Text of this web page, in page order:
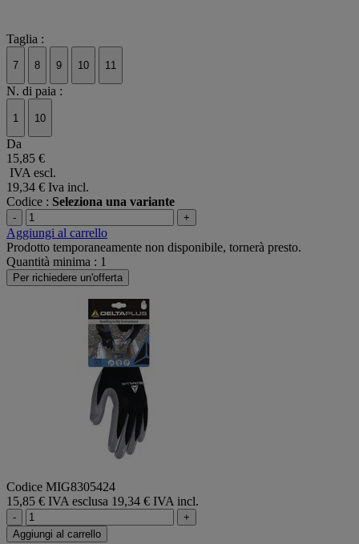
Taglia :
7 8 9 10 11
N. di paia :
1 10
Da
15,85 €
IVA escl.
19,34 € Iva incl.
Codice : Seleziona una variante
- +
Aggiungi al carrello
Prodotto temporaneamente non disponibile, tornerà presto.
Quantità minima : 1
Per richiedere un'offerta
Codice MIG8305424
15,85 € IVA esclusa 19,34 € IVA incl.
-
+
Aggiungi al carrello